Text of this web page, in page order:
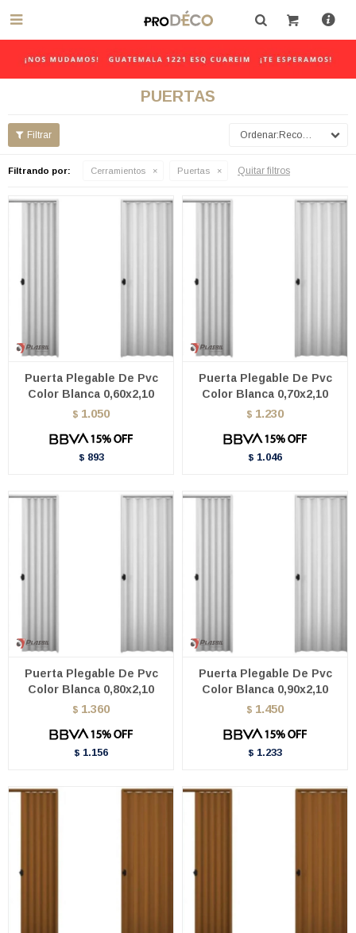

PUERTAS
Recomendados
Filtrando por: Cerramientos Puertas Quitar filtros
Puerta Plegable De Pvc
Color Blanca 0,60x2,10
$ 1.050
$ 893
Puerta Plegable De Pvc
Color Blanca 0,70x2,10
$ 1.230
$ 1.046
Puerta Plegable De Pvc
Color Blanca 0,80x2,10
$ 1.360
$ 1.156
Puerta Plegable De Pvc
Color Blanca 0,90x2,10
$ 1.450
$ 1.233